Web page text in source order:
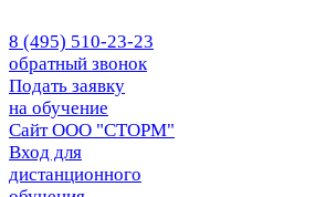
8 (495) 510-23-23
обратный звонок
Подать заявку
на обучение
Сайт ООО "СТОРМ"
Вход для
дистанционного